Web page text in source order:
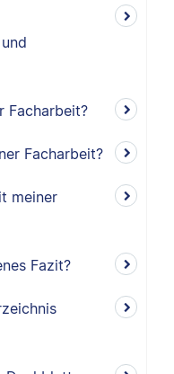
Facharbeit?
Facharbeit?
meiner
Fazit?